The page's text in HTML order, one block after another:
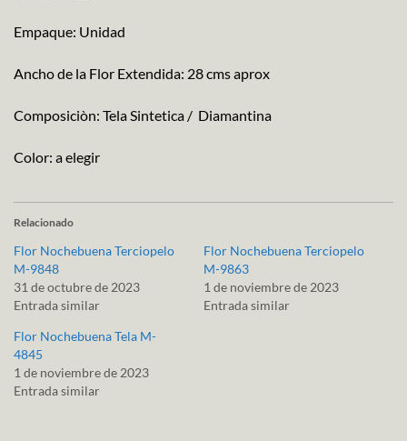
Empaque: Unidad
Ancho de la Flor Extendida: 28 cms aprox
Composiciòn: Tela Sintetica / Diamantina
Color: a elegir
Relacionado
Flor Nochebuena Terciopelo
M-9848
31 de octubre de 2023
Entrada similar
Flor Nochebuena Terciopelo
M-9863
1 de noviembre de 2023
Entrada similar
Flor Nochebuena Tela M-
4845
1 de noviembre de 2023
Entrada similar